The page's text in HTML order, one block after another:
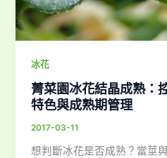
冰花
菁菜園冰花結晶成熟：
特色與成熟期管理
2017-03-11
想判斷冰花是否成熟？當莖